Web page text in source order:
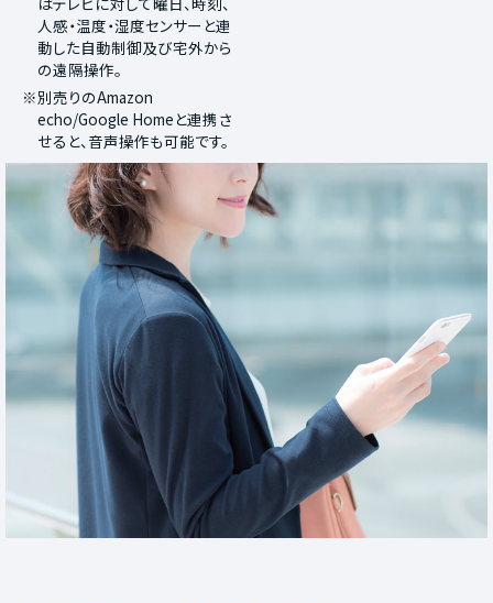
人感・温度・湿度センサーと連
動した自動制御及び宅外から
の遠隔操作。
※別売りのAmazon
echo/Google Homeと連携さ
せると、音声操作も可能です。